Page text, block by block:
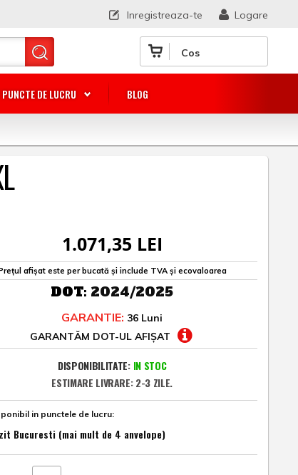
Cos
DE LUCRU BLOG
Logare
Inregistreaza-te
1.071,35 LEI
afișat este per bucată și include TVA și ecovaloarea
DOT: 2024/2025
GARANTIE: 36 Luni
GARANTĂM DOT-UL AFIȘAT
DISPONIBILITATE: IN STOC
ESTIMARE LIVRARE: 2-3 ZILE.
in punctele de lucru:
Bucuresti (mai mult de 4 anvelope)